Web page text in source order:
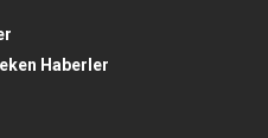
Haberler